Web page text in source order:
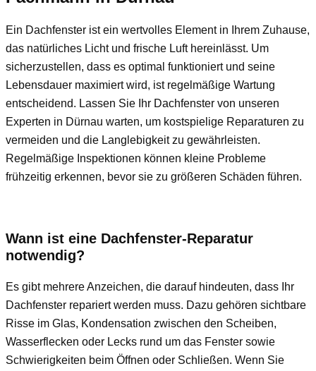
Ein Dachfenster ist ein wertvolles Element in Ihrem Zuhause,
das natürliches Licht und frische Luft hereinlässt. Um
sicherzustellen, dass es optimal funktioniert und seine
Lebensdauer maximiert wird, ist regelmäßige Wartung
entscheidend. Lassen Sie Ihr Dachfenster von unseren
Experten in Dürnau warten, um kostspielige Reparaturen zu
vermeiden und die Langlebigkeit zu gewährleisten.
Regelmäßige Inspektionen können kleine Probleme
frühzeitig erkennen, bevor sie zu größeren Schäden führen.
Wann ist eine Dachfenster-Reparatur
notwendig?
Es gibt mehrere Anzeichen, die darauf hindeuten, dass Ihr
Dachfenster repariert werden muss. Dazu gehören sichtbare
Risse im Glas, Kondensation zwischen den Scheiben,
Wasserflecken oder Lecks rund um das Fenster sowie
Schwierigkeiten beim Öffnen oder Schließen. Wenn Sie